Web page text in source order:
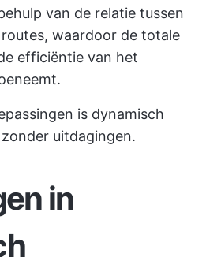
van de relatie tussen
waardoor de totale
efficiëntie van het
is dynamisch
uitdagingen.
in